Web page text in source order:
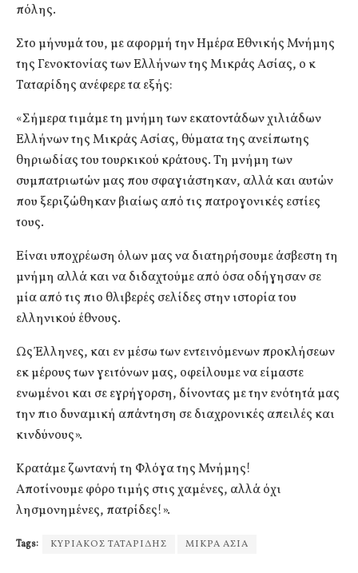
πόλης.
Στο μήνυμά του, με αφορμή την Ημέρα Εθνικής Μνήμης
της Γενοκτονίας των Ελλήνων της Μικράς Ασίας, ο κ
Ταταρίδης ανέφερε τα εξής:
«Σήμερα τιμάμε τη μνήμη των εκατοντάδων χιλιάδων
Ελλήνων της Μικράς Ασίας, θύματα της ανείπωτης
θηριωδίας του τουρκικού κράτους. Τη μνήμη των
συμπατριωτών μας που σφαγιάστηκαν, αλλά και αυτών
που ξεριζώθηκαν βιαίως από τις πατρογονικές εστίες
τους.
Είναι υποχρέωση όλων μας να διατηρήσουμε άσβεστη τη
μνήμη αλλά και να διδαχτούμε από όσα οδήγησαν σε
μία από τις πιο θλιβερές σελίδες στην ιστορία του
ελληνικού έθνους.
Ως Έλληνες, και εν μέσω των εντεινόμενων προκλήσεων
εκ μέρους των γειτόνων μας, οφείλουμε να είμαστε
ενωμένοι και σε εγρήγορση, δίνοντας με την ενότητά μας
την πιο δυναμική απάντηση σε διαχρονικές απειλές και
κινδύνους».
Κρατάμε ζωντανή τη Φλόγα της Μνήμης!
Αποτίνουμε φόρο τιμής στις χαμένες, αλλά όχι
λησμονημένες, πατρίδες!».
Tags: ΚΥΡΙΑΚΟΣ ΤΑΤΑΡΙΔΗΣ ΜΙΚΡΑ ΑΣΙΑ